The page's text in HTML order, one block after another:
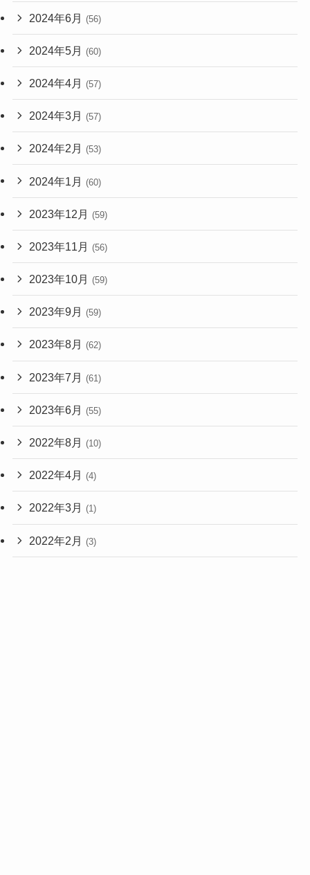
2024年6月 (56)
2024年5月 (60)
2024年4月 (57)
2024年3月 (57)
2024年2月 (53)
2024年1月 (60)
2023年12月 (59)
2023年11月 (56)
2023年10月 (59)
2023年9月 (59)
2023年8月 (62)
2023年7月 (61)
2023年6月 (55)
2022年8月 (10)
2022年4月 (4)
2022年3月 (1)
2022年2月 (3)